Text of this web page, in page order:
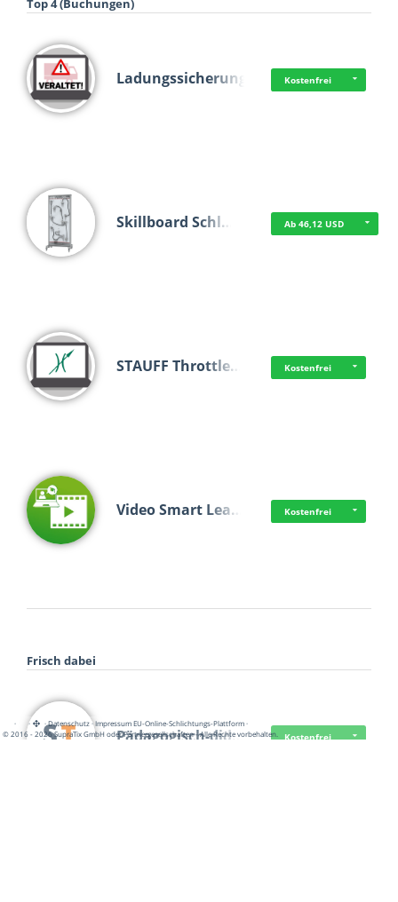
Ladungssicherung Kostenfrei
Skillboard Schl… Ab 46,12 USD
STAUFF Throttle… Kostenfrei
Video Smart Lea… Kostenfrei
Frisch dabei
Pädagogisch-did… Kostenfrei
· · ·Datenschutz·Impressum EU-Online-Schlichtungs-Plattform·
© 2016 - 2026 SupraTix GmbH oder Partnergesellschaften - Alle Rechte vorbehalten.